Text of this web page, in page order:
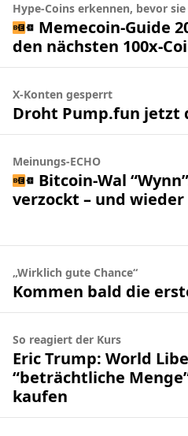
Hype-Coins erkennen, bevor
Memecoin-Guide
den nächsten 100x-
X-Konten gesperrt
Droht Pump.fun jetzt
Meinungs-ECHO
Bitcoin-Wal
verzockt – und
„Wirklich gute Chance“
Kommen bald die
So reagiert der Kurs
Eric Trump: World
“beträchtliche
kaufen